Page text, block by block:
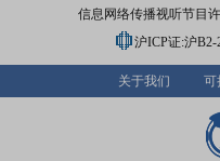
信息网络传播视听节目
沪ICP证:沪B2-
关于我们 可